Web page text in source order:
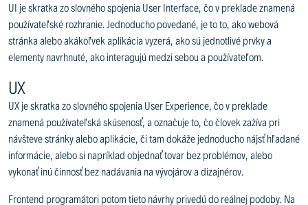
UI je skratka zo slovného spojenia User Interface, čo v preklade znamená
používateľské rozhranie. Jednoducho povedané, je to to, ako webová
stránka alebo akákoľvek aplikácia vyzerá, ako sú jednotlivé prvky a
elementy navrhnuté, ako interagujú medzi sebou a používateľom.
UX
UX je skratka zo slovného spojenia User Experience, čo v preklade
znamená používateľská skúsenosť, a označuje to, čo človek zažíva pri
návšteve stránky alebo aplikácie, či tam dokáže jednoducho nájsť hľadané
informácie, alebo si napríklad objednať tovar bez problémov, alebo
vykonať inú činnosť bez nadávania na vývojárov a dizajnérov.
Frontend programátori potom tieto návrhy privedú do reálnej podoby. Na